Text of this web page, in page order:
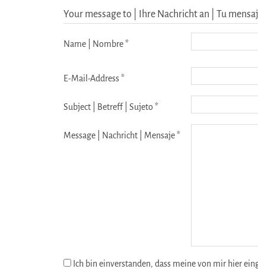
Your message to | Ihre Nachricht an | Tu
Name | Nombre *
E-Mail-Address *
Subject | Betreff | Sujeto *
Message | Nachricht | Mensaje *
Ich bin einverstanden, dass meine von mir hier